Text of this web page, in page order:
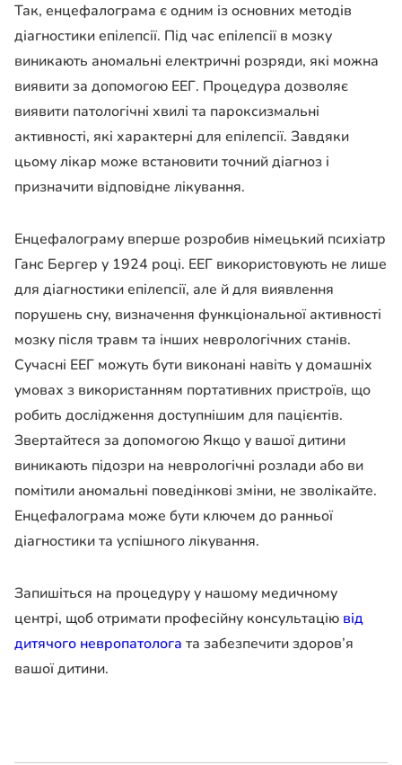
Так, енцефалограма є одним із основних методів
діагностики епілепсії. Під час епілепсії в мозку
виникають аномальні електричні розряди, які можна
виявити за допомогою ЕЕГ. Процедура дозволяє
виявити патологічні хвилі та пароксизмальні
активності, які характерні для епілепсії. Завдяки
цьому лікар може встановити точний діагноз і
призначити відповідне лікування.
Енцефалограму вперше розробив німецький психіатр
Ганс Бергер у 1924 році. ЕЕГ використовують не лише
для діагностики епілепсії, але й для виявлення
порушень сну, визначення функціональної активності
мозку після травм та інших неврологічних станів.
Сучасні ЕЕГ можуть бути виконані навіть у домашніх
умовах з використанням портативних пристроїв, що
робить дослідження доступнішим для пацієнтів.
Звертайтеся за допомогою Якщо у вашої дитини
виникають підозри на неврологічні розлади або ви
помітили аномальні поведінкові зміни, не зволікайте.
Енцефалограма може бути ключем до ранньої
діагностики та успішного лікування.
Запишіться на процедуру у нашому медичному
центрі, щоб отримати професійну консультацію від
дитячого невропатолога та забезпечити здоров’я
вашої дитини.